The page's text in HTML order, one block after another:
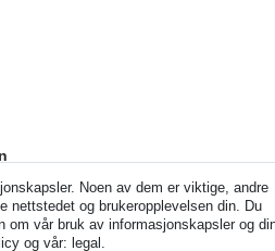
Noen av dem er viktige, andre
nettstedet og brukeropplevelsen din. Du
om vår bruk av informasjonskapsler og
og vår: legal.